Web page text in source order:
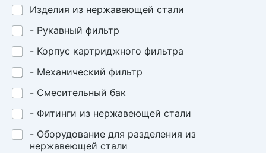
Изделия из нержавеющей стали
- Рукавный фильтр
- Корпус картриджного фильтра
- Механический фильтр
- Смесительный бак
- Фитинги из нержавеющей стали
- Оборудование для разделения из
нержавеющей стали